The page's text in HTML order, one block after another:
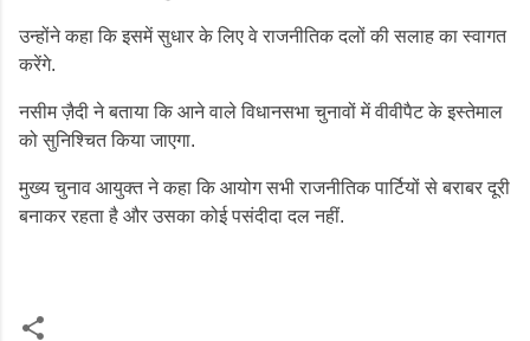
उन्होंने कहा कि इसमें सुधार के लिए वे राजनीतिक दलों की सलाह का स्वागत
करेंगे.
नसीम ज़ैदी ने बताया कि आने वाले विधानसभा चुनावों में वीवीपैट के इस्तेमाल
को सुनिश्चित किया जाएगा.
मुख्य चुनाव आयुक्त ने कहा कि आयोग सभी राजनीतिक पार्टियों से बराबर दूरी
बनाकर रहता है और उसका कोई पसंदीदा दल नहीं.